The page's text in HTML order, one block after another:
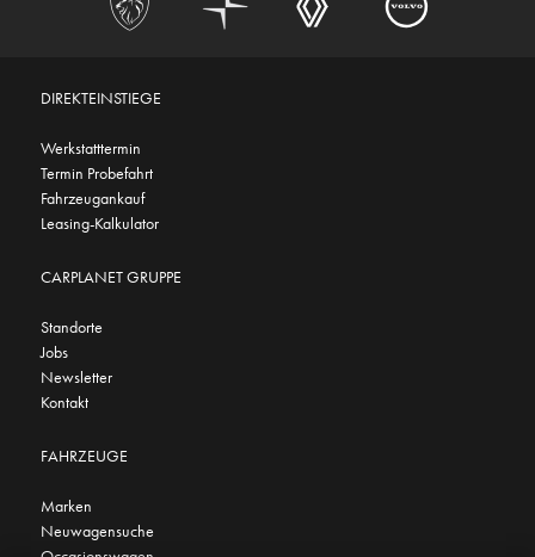
DIREKTEINSTIEGE
Werkstatttermin
Termin Probefahrt
Fahrzeugankauf
Leasing-Kalkulator
CARPLANET GRUPPE
Standorte
Jobs
Newsletter
Kontakt
FAHRZEUGE
Marken
Neuwagensuche